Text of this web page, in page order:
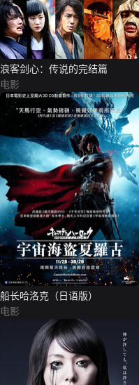
浪客剑心：传说的完结篇
电影
船长哈洛克（日语版）
电影